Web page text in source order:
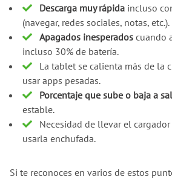
Descarga muy rápidaincluso
(navegar, redes sociales, notas, etc.).
Apagados inesperadoscuando
incluso 30% de batería.
La tablet se calienta más de la
usar apps pesadas.
Porcentaje que sube o baja a
estable.
Necesidad de llevar el
usarla enchufada.
Si te reconoces en varios de estos